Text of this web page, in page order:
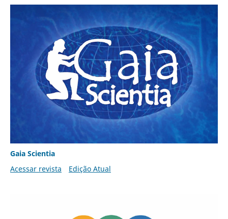
Gaia Scientia
Acessar revista
Edição Atual